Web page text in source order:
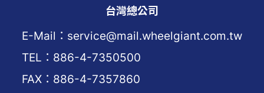
台灣總公司
E-Mail：service@mail.wheelgiant.com.tw
TEL：886-4-7350500
FAX：886-4-7357860